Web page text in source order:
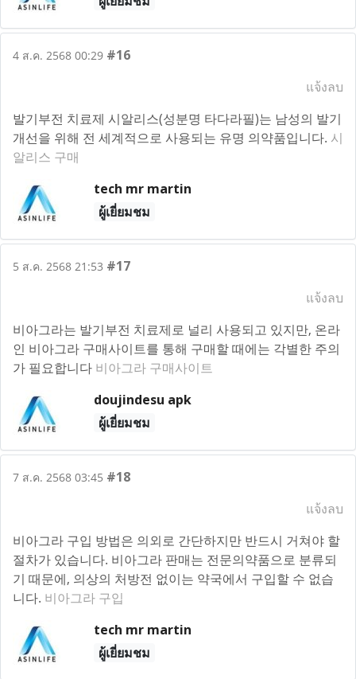
4 ส.ค. 2568 00:29 #16
แจ้งลบ
발기부전 치료제 시알리스(성분명 타다라필)는 남성의 발기
개선을 위해 전 세계적으로 사용되는 유명 의약품입니다. 시
알리스 구매
tech mr martin
ผู้เยี่ยมชม
5 ส.ค. 2568 21:53 #17
แจ้งลบ
비아그라는 발기부전 치료제로 널리 사용되고 있지만, 온라
인 비아그라 구매사이트를 통해 구매할 때에는 각별한 주의
가 필요합니다 비아그라 구매사이트
doujindesu apk
ผู้เยี่ยมชม
7 ส.ค. 2568 03:45 #18
แจ้งลบ
비아그라 구입 방법은 의외로 간단하지만 반드시 거쳐야 할
절차가 있습니다. 비아그라 판매는 전문의약품으로 분류되
기 때문에, 의상의 처방전 없이는 약국에서 구입할 수 없습
니다. 비아그라 구입
tech mr martin
ผู้เยี่ยมชม